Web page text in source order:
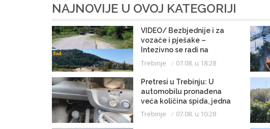
NAJNOVIJE U OVOJ KATEGORIJI
VIDEO/ Bezbjednije i za
vozače i pješake –
Intezivno se radi na
proširenju saobraćajnice
Trebinje 07.08. u 18:28
Pretresi u Trebinju: U
automobilu pronađena
veća količina spida, jedna
osoba uhapšena
Trebinje 07.08. u 10:28